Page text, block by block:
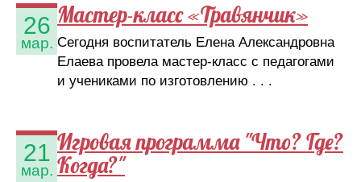
26
мар.
Мастер-класс «Травянчик»
Сегодня воспитатель Елена Александровна
Елаева провела мастер-класс с педагогами
и учениками по изготовлению . . .
21
мар.
Игровая программа "Что? Где?
Когда?"